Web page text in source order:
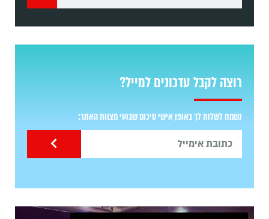
רוצה לקבל עדכונים למייל?
נשמח לשלוח לך באופן אישי סיכום שבועי מצוות האתר: